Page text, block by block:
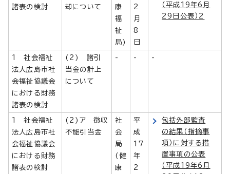
諸表の検討
却について
康
福
祉
局)
2
月
8
日
（平成19年6月
29日公表）2
1 社会福祉
法人広島市社
会福祉協議会
における財務
諸表の検討
(2) 諸引
当金の計上
について
- - -
1 社会福祉
法人広島市社
会福祉協議会
における財務
諸表の検討
(2)ア 徴収
不能引当金
社
会
局
(健
康
平
成
17
年
2
包括外部監査
の結果（指摘事
項）に対する措
置事項の公表
（平成19年6月